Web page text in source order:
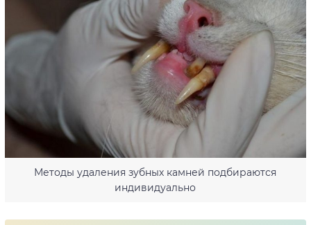
Методы удаления зубных камней подбираются
индивидуально